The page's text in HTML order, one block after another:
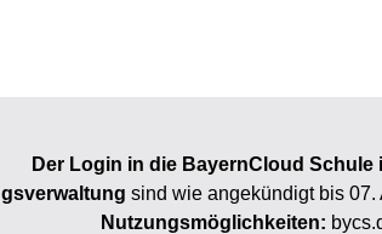
Der Login in die BayernCloud Schule
sind wie angekündigt bis 07.
Nutzungsmöglichkeiten: